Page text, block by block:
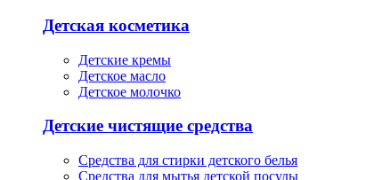
Детская косметика
Детские кремы
Детское масло
Детское молочко
Детские чистящие средства
Средства для стирки детского белья
Средства для мытья детской посуды